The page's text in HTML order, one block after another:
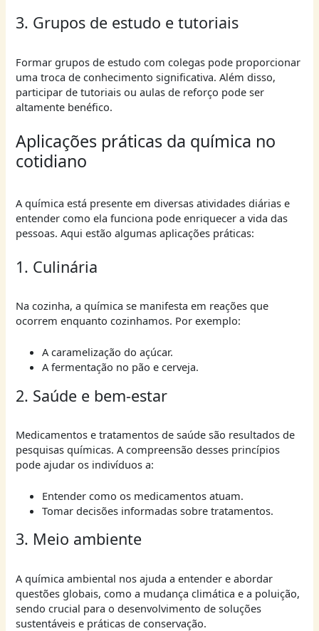
3. Grupos de estudo e tutoriais
Formar grupos de estudo com colegas pode proporcionar
uma troca de conhecimento significativa. Além disso,
participar de tutoriais ou aulas de reforço pode ser
altamente benéfico.
Aplicações práticas da química no
cotidiano
A química está presente em diversas atividades diárias e
entender como ela funciona pode enriquecer a vida das
pessoas. Aqui estão algumas aplicações práticas:
1. Culinária
Na cozinha, a química se manifesta em reações que
ocorrem enquanto cozinhamos. Por exemplo:
A caramelização do açúcar.
A fermentação no pão e cerveja.
2. Saúde e bem-estar
Medicamentos e tratamentos de saúde são resultados de
pesquisas químicas. A compreensão desses princípios
pode ajudar os indivíduos a:
Entender como os medicamentos atuam.
Tomar decisões informadas sobre tratamentos.
3. Meio ambiente
A química ambiental nos ajuda a entender e abordar
questões globais, como a mudança climática e a poluição,
sendo crucial para o desenvolvimento de soluções
sustentáveis e práticas de conservação.